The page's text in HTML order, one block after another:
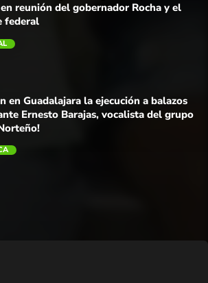
reunión del gobernador Rocha y el
federal
en Guadalajara la ejecución a balazos
Ernesto Barajas, vocalista del grupo